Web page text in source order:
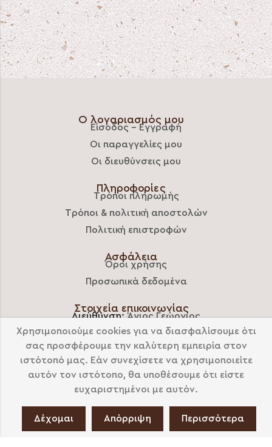
Ο λογαριασμός μου
Είσοδος – Εγγραφή
Οι παραγγελίες μου
Οι διευθύνσεις μου
Πληροφορίες
Τρόποι πληρωμής
Τρόποι & πολιτική αποστολών
Πολιτική επιστροφών
Ασφάλεια
Όροι χρήσης
Προσωπικά δεδομένα
Στοιχεία επικοινωνίας
Διεύθυνση:Άγιος Γεώργιος
Νάξος, 84300
Τηλέφωνο: (+30) 6970357788
E-mail: melimilonnaxos@gmail.com
Χρησιμοποιούμε cookies για να διασφαλίσουμε ότι
σας προσφέρουμε την καλύτερη εμπειρία στον
ιστότοπό μας. Εάν συνεχίσετε να χρησιμοποιείτε
αυτόν τον ιστότοπο, θα υποθέσουμε ότι είστε
ευχαριστημένοι με αυτόν.
Δέχομαι Απόρριψη Περισσότερα